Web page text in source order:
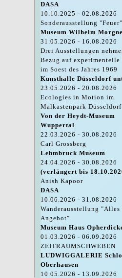
DASA
10.10.2025 - 02.08.2026
Sonderausstellung "Feuer"
Museum Wilhelm
31.05.2026 - 16.08.2026
Drei Ausstellungen
Bezug auf experimentelle
im Soest des Jahres 1969
Kunsthalle Düsseldorf
23.05.2026 - 20.08.2026
Ecologies in Motion im
Malkastenpark Düsseldorf
Von der Heydt-Museum
Wuppertal
22.03.2026 - 30.08.2026
Carl Grossberg
Lehmbruck Museum
24.04.2026 - 30.08.2026
(verlängert bis
Anish Kapoor
DASA
10.06.2026 - 31.08.2026
Wanderausstellung "Alles
Angebot"
Museum Haus
01.03.2026 - 06.09.2026
ZEITRAUMSCHWEBEN
LUDWIGGALERIE
Oberhausen
10.05.2026 - 13.09.2026